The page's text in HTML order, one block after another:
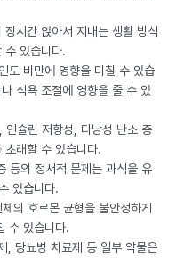
시간 앉아서 지내는 생활 방식
수 있습니다.
도 비만에 영향을 미칠 수 있습
식욕 조절에 영향을 줄 수 있
슐린 저항성, 다낭성 난소 증
초래할 수 있습니다.
등의 정서적 문제는 과식을 유
있습니다.
의 호르몬 균형을 불안정하게
수 있습니다.
, 당뇨병 치료제 등 일부 약물은